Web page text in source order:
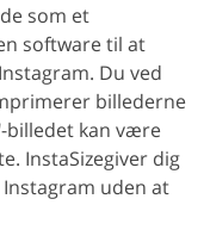
som et
software til at
Du ved
billederne
billedet kan være
InstaSizegiver dig
uden at